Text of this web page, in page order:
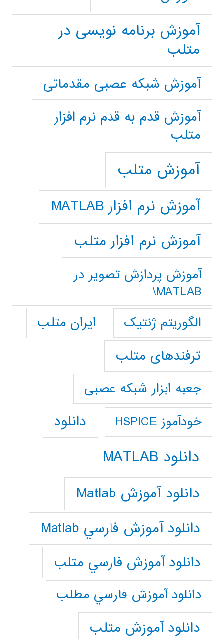
آموزش برنامه نویسی در
متلب
آموزش شبکه عصبی مقدماتی
آموزش قدم به قدم نرم افزار
متلب
آموزش متلب
آموزش نرم افزار MATLAB
آموزش نرم افزار متلب
آموزش پردازش تصوير در
MATLAB\
الگوریتم ژنتیک
ایران متلب
ترفندهای متلب
جعبه ابزار شبکه عصبی
خودآموز HSPICE دانلود
دانلود MATLAB
دانلود آموزش Matlab
دانلود آموزش فارسي Matlab
دانلود آموزش فارسي متلب
دانلود آموزش فارسي مطلب
دانلود آموزش متلب